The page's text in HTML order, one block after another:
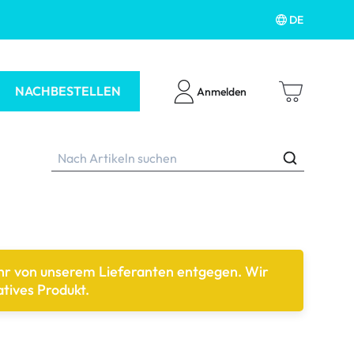
DE
NACHBESTELLEN Anmelden
von unserem Lieferanten entgegen. Wir
Produkt.